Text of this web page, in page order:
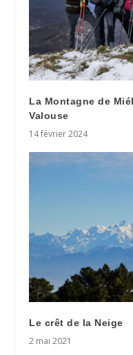
La Montagne de
Valouse
14 février 2024
Le crêt de la Neige
2 mai 2021